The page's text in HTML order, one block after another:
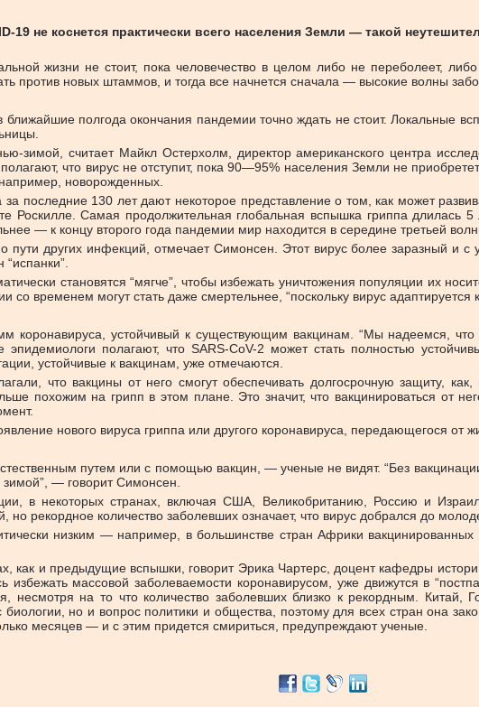
19 не коснется практически всего населения Земли — такой
жизни не стоит, пока человечество в целом либо не переболеет,
против новых штаммов, и тогда все начнется сначала — высокие волны
полгода окончания пандемии точно ждать не стоит. Локальные
зимой, считает Майкл Остерхолм, директор американского центра
что вирус не отступит, пока 90—95% населения Земли не
новорожденных.
последние 130 лет дают некоторое представление о том, как может
Роскилле. Самая продолжительная глобальная вспышка гриппа длилась
— к концу второго года пандемии мир находится в середине третьей
других инфекций, отмечает Симонсен. Этот вирус более заразный и с
становятся “мягче”, чтобы избежать уничтожения популяции их
временем могут стать даже смертельнее, “поскольку вирус адаптируется
коронавируса, устойчивый к существующим вакцинам. “Мы надеемся,
полагают, что SARS-CoV-2 может стать полностью
устойчивые к вакцинам, уже отмечаются.
что вакцины от него смогут обеспечивать долгосрочную защиту,
похожим на грипп в этом плане. Это значит, что вакцинироваться от
нового вируса гриппа или другого коронавируса, передающегося от
путем или с помощью вакцин, — ученые не видят. “Без
зимой”, — говорит Симонсен.
в некоторых странах, включая США, Великобританию, Россию и
но рекордное количество заболевших означает, что вирус добрался до
низким — например, в большинстве стран Африки
как и предыдущие вспышки, говорит Эрика Чартерс, доцент кафедры
массовой заболеваемости коронавирусом, уже движутся в
несмотря на то что количество заболевших близко к рекордным.
но и вопрос политики и общества, поэтому для всех стран она
месяцев — и с этим придется смириться, предупреждают ученые.